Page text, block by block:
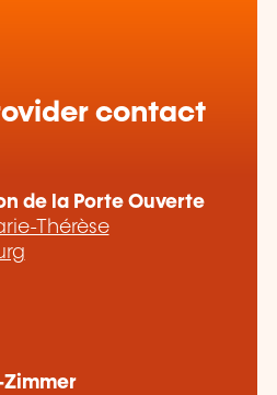
contact
de la Porte Ouverte
Thérèse
Zimmer